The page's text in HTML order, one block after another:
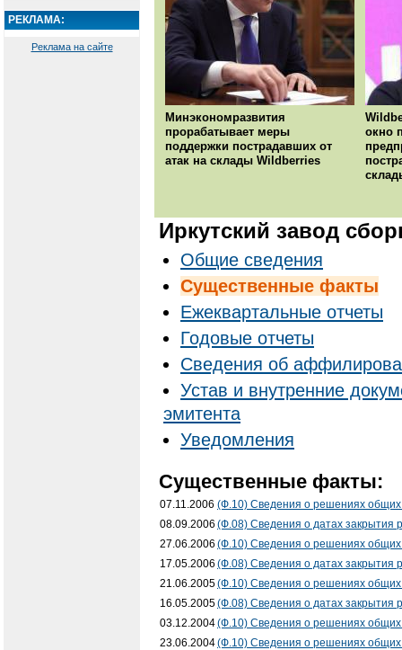
РЕКЛАМА:
Реклама на сайте
Минэкономразвития
прорабатывает меры
поддержки пострадавших от
атак на склады Wildberries
окно
Иркутский завод
Общие сведения
Существенные факты
Ежеквартальные отчеты
Годовые отчеты
Cведения об
Устав и внутренние
эмитента
Уведомления
Существенные факты:
07.11.2006 (Ф.10) Сведения о решениях
08.09.2006 (Ф.08) Сведения о датах закрытия
27.06.2006 (Ф.10) Сведения о решениях
17.05.2006 (Ф.08) Сведения о датах закрытия
21.06.2005(Ф.10) Сведения о решениях
16.05.2005(Ф.08) Сведения о датах закрытия
03.12.2004(Ф.10) Сведения о решениях
23.06.2004(Ф.10) Сведения о решениях